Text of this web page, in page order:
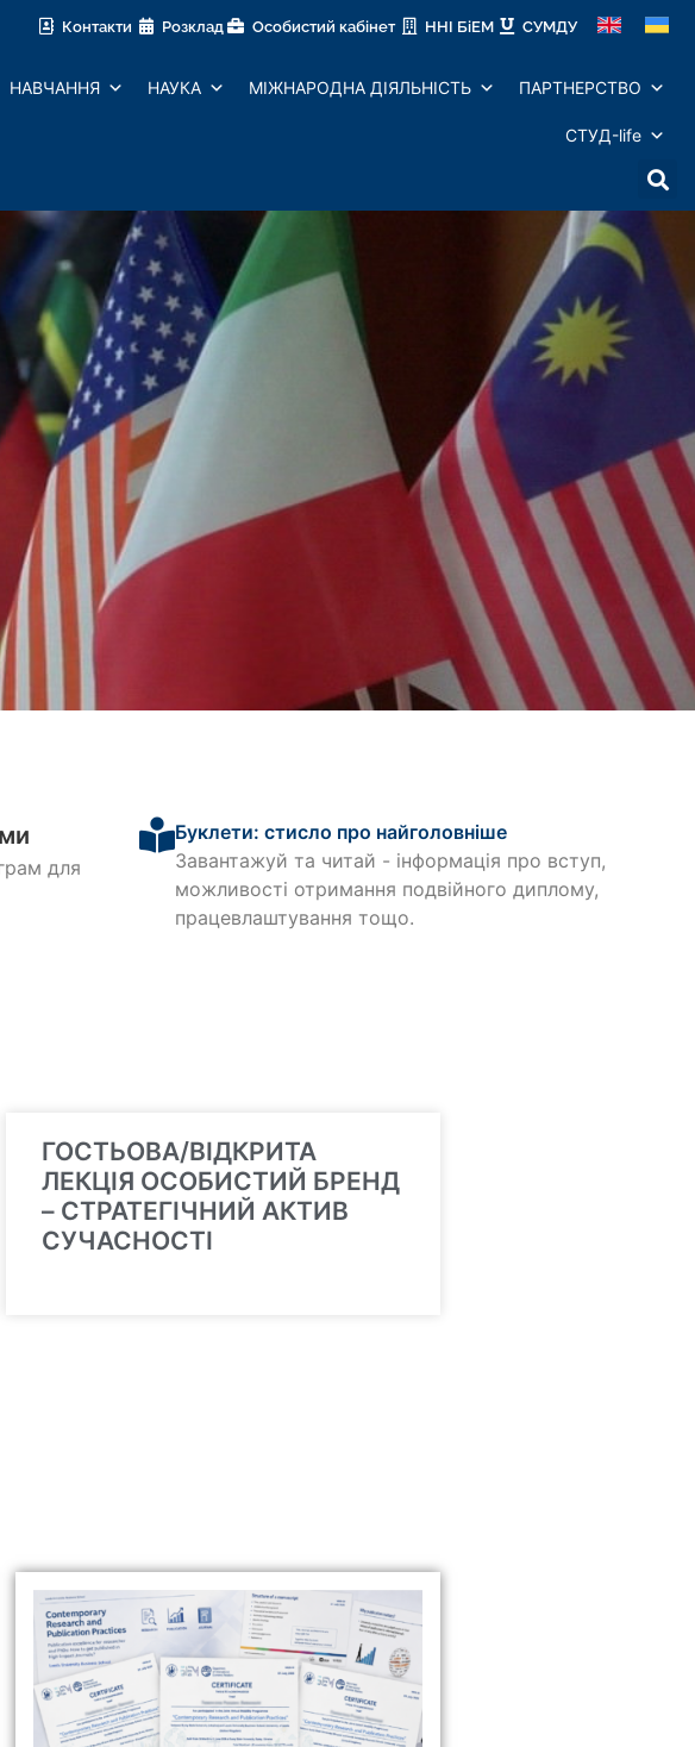
Контакти Розклад Особистий кабінет ННІ БіЕМ СУМДУ
НАВЧАННЯ НАУКА МІЖНАРОДНА ДІЯЛЬНІСТЬ ПАРТНЕРСТВО
СТУД-life
кафедри
для
Буклети: стисло про найголовніше
Завантажуй та читай - інформація про вступ,
можливості отримання подвійного диплому,
працевлаштування тощо.
ГОСТЬОВА/ВІДКРИТА
ЛЕКЦІЯ ОСОБИСТИЙ БРЕНД
– СТРАТЕГІЧНИЙ АКТИВ
СУЧАСНОСТІ